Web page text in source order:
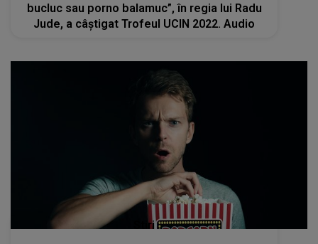
bucluc sau porno balamuc”, în regia lui Radu
Jude, a câştigat Trofeul UCIN 2022. Audio
Stiri